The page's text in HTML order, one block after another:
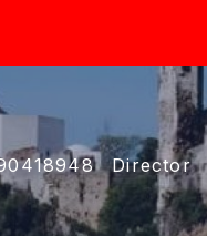
Director